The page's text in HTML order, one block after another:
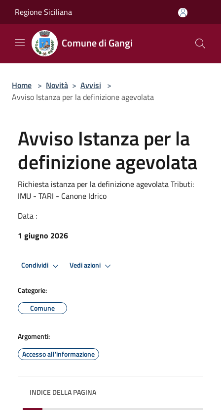
Regione Siciliana
Comune di Gangi
Home > Novità > Avvisi >
Avviso Istanza per la definizione agevolata
Avviso Istanza per la
definizione agevolata
Richiesta istanza per la definizione agevolata Tributi:
IMU - TARI - Canone Idrico
Data :
1 giugno 2026
Condividi Vedi azioni
Categorie:
Comune
Argomenti:
Accesso all'informazione
INDICE DELLA PAGINA